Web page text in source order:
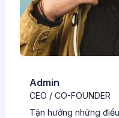
Admin
CEO / CO-FOUNDER
Tận hưởng những